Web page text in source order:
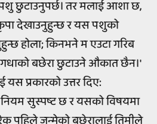
छुटाउनुपर्छ। तर मलाई आशा छ,
देखाउनुहुन्छ र यस पशुको
होला; किनभने म एउटा गरिब
बछेरा छुटाउने औकात छैन।'
प्रकारको उत्तर दिए:
सुस्पष्ट छ र यसको विषयमा